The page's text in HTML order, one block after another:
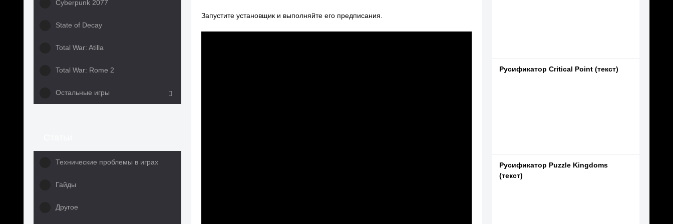
Cyberpunk 2077
State of Decay
Total War: Atilla
Total War: Rome 2
Остальные игры
Технические проблемы в играх
Гайды
Другое
Запустите установщик и выполняйте его предписания.
Русификатор Critical Point (текст)
Русификатор Puzzle Kingdoms
(текст)